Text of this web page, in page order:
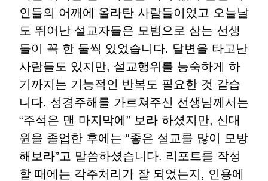
인들의 어깨에 올라탄 사람들이었고 오늘날
도 뛰어난 설교자들은 모범으로 삼는 선생
들이 꼭 한 둘씩 있었습니다. 달변을 타고난
사람들도 있지만, 설교행위를 능숙하게 하
기까지는 기능적인 반복도 필요한 것 같습
니다. 성경주해를 가르쳐주신 선생님께서는
“주석은 맨 마지막에” 보라 하셨지만, 신대
원을 졸업한 후에는 “좋은 설교를 많이 모방
해보라”고 말씀하셨습니다. 리포트를 작성
할 때에는 각주처리가 잘 되었는지, 인용에